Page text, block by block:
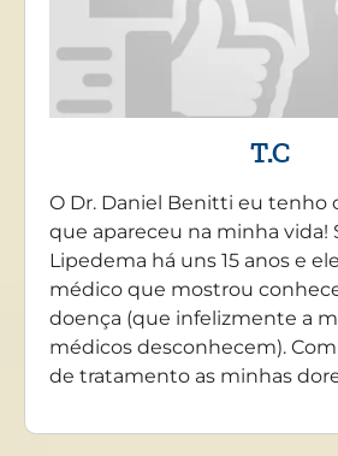
T.C
O Dr. Daniel Benitti eu tenho
que apareceu na minha vida!
Lipedema há uns 15 anos e
médico que mostrou
doença (que infelizmente a
médicos desconhecem). Com
de tratamento as minhas